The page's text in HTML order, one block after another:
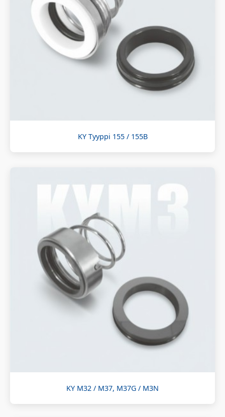
KY Tyyppi 155 / 155B
KY M32 / M37, M37G / M3N